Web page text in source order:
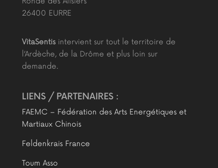
26400 EURRE
VitaSentisintervient sur tout le territoire de
l’Ardèche, de la Drôme et plus loin sur
demande.
LIENS / PARTENAIRES :
FAEMC – Fédération des Arts Energétiques et
Martiaux Chinois
Feldenkrais France
Toum Asso